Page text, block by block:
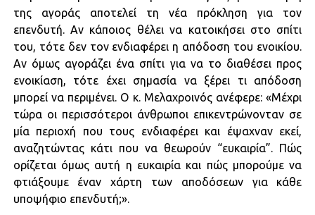
της αγοράς αποτελεί τη νέα πρόκληση για τον
επενδυτή. Αν κάποιος θέλει να κατοικήσει στο σπίτι
του, τότε δεν τον ενδιαφέρει η απόδοση του ενοικίου.
Αν όμως αγοράζει ένα σπίτι για να το διαθέσει προς
ενοικίαση, τότε έχει σημασία να ξέρει τι απόδοση
μπορεί να περιμένει. Ο κ. Μελαχροινός ανέφερε: «Μέχρι
τώρα οι περισσότεροι άνθρωποι επικεντρώνονταν σε
μία περιοχή που τους ενδιαφέρει και έψαχναν εκεί,
αναζητώντας κάτι που να θεωρούν “ευκαιρία”. Πώς
ορίζεται όμως αυτή η ευκαιρία και πώς μπορούμε να
φτιάξουμε έναν χάρτη των αποδόσεων για κάθε
υποψήφιο επενδυτή;».